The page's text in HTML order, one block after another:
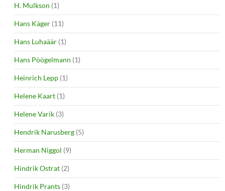
H. Mulkson (1)
Hans Käger (11)
Hans Luhaäär (1)
Hans Pöögelmann (1)
Heinrich Lepp (1)
Helene Kaart (1)
Helene Varik (3)
Hendrik Narusberg (5)
Herman Niggol (9)
Hindrik Ostrat (2)
Hindrik Prants (3)